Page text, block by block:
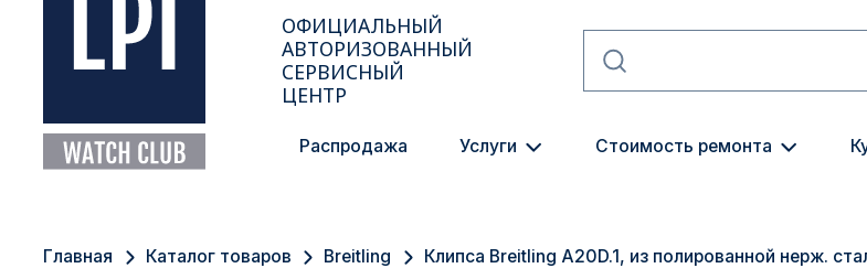
Санкт-Петербург
ОФИЦИАЛЬНЫЙ
АВТОРИЗОВАННЫЙ
СЕРВИСНЫЙ
ЦЕНТР
Распродажа Услуги Стоимость ремонта
Главная Каталог товаров Breitling Клипса Breitling A20D.1, из полированной нерж.